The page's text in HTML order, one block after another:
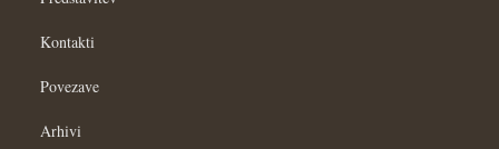
Kontakti
Povezave
Arhivi